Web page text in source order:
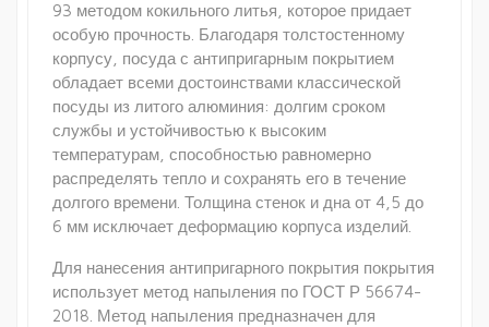
93 методом кокильного литья, которое придает
особую прочность. Благодаря толстостенному
корпусу, посуда с антипригарным покрытием
обладает всеми достоинствами классической
посуды из литого алюминия: долгим сроком
службы и устойчивостью к высоким
температурам, способностью равномерно
распределять тепло и сохранять его в течение
долгого времени. Толщина стенок и дна от 4,5 до
6 мм исключает деформацию корпуса изделий.
Для нанесения антипригарного покрытия покрытия
использует метод напыления по ГОСТ Р 56674-
2018. Метод напыления предназначен для